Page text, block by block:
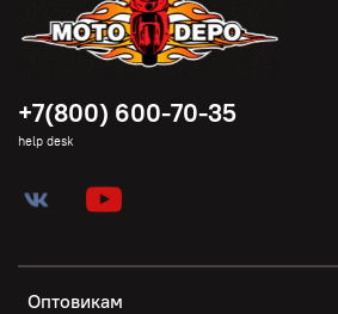
Оптовикам
+7(800) 600-70-35
help desk